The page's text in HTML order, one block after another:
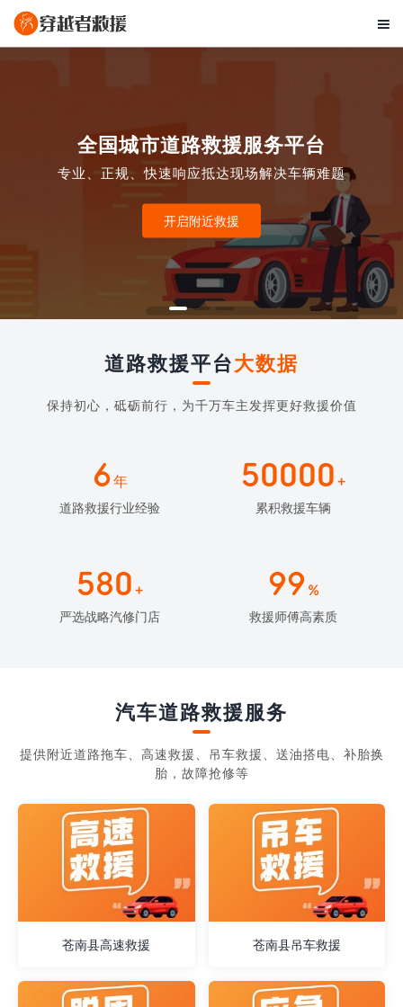

全国城市道路救援服务平台
专业、正规、快速响应抵达现场解决车辆难题
开启附近救援
道路救援平台大数据
保持初心，砥砺前行，为千万车主发挥更好救援价值
6年
道路救援行业经验
50000 +
累积救援车辆
580 +
严选战略汽修门店
99 %
救援师傅高素质
汽车道路救援服务
提供附近道路拖车、高速救援、吊车救援、送油搭电、补胎换
胎，故障抢修等
苍南县高速救援 苍南县吊车救援